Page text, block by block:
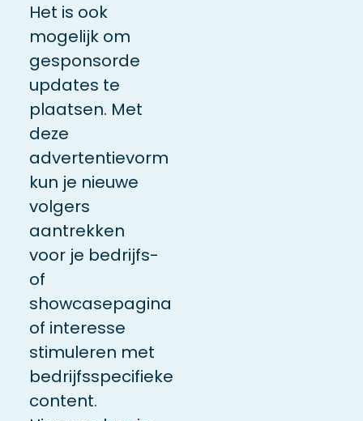
Het is ook
mogelijk om
gesponsorde
updates te
plaatsen. Met
deze
advertentievorm
kun je nieuwe
volgers
aantrekken
voor je bedrijfs-
of
showcasepagina
of interesse
stimuleren met
bedrijfsspecifieke
content.